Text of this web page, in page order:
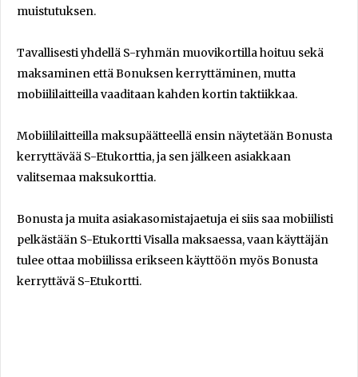
muistutuksen.
Tavallisesti yhdellä S-ryhmän muovikortilla hoituu sekä
maksaminen että Bonuksen kerryttäminen, mutta
mobiililaitteilla vaaditaan kahden kortin taktiikkaa.
Mobiililaitteilla maksupäätteellä ensin näytetään Bonusta
kerryttävää S-Etukorttia, ja sen jälkeen asiakkaan
valitsemaa maksukorttia.
Bonusta ja muita asiakasomistajaetuja ei siis saa mobiilisti
pelkästään S-Etukortti Visalla maksaessa, vaan käyttäjän
tulee ottaa mobiilissa erikseen käyttöön myös Bonusta
kerryttävä S-Etukortti.